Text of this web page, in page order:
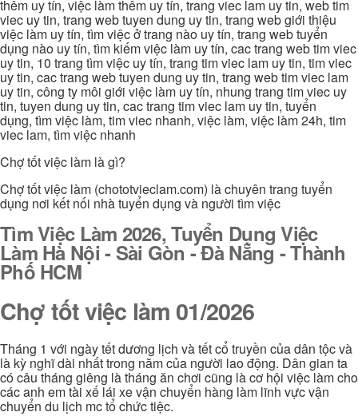
thêm uy tín, việc làm thêm uy tín, trang viec lam uy tin, web tim
viec uy tin, trang web tuyen dung uy tin, trang web giới thiệu
việc làm uy tín, tìm việc ở trang nào uy tín, trang web tuyển
dụng nào uy tín, tìm kiếm việc làm uy tín, cac trang web tim viec
uy tin, 10 trang tìm việc uy tín, trang tim viec lam uy tin, tim viec
uy tin, cac trang web tuyen dung uy tin, trang web tim viec lam
uy tin, công ty môi giới việc làm uy tín, nhung trang tim viec uy
tin, tuyen dung uy tin, cac trang tim viec lam uy tin, tuyển
dụng, tìm việc làm, tim viec nhanh, việc làm, việc làm 24h, tim
viec lam, tìm việc nhanh
Chợ tốt việc làm là gì?
Chợ tốt việc làm (chototvieclam.com) là chuyên trang tuyển
dụng nơi kết nối nhà tuyển dụng và người tìm việc
Tìm Việc Làm 2026, Tuyển Dụng Việc
Làm Hà Nội - Sài Gòn - Đà Nẵng - Thành
Phố HCM
Chợ tốt việc làm 01/2026
Tháng 1 với ngày tết dương lịch và tết cổ truyền của dân tộc và
là kỳ nghĩ dài nhất trong năm của người lao động. Dân gian ta
có câu tháng giêng là tháng ăn chơi cũng là cơ hội việc làm cho
các anh em tài xế lái xe vận chuyển hàng làm lĩnh vực vận
chuyển du lịch mc tổ chức tiệc.